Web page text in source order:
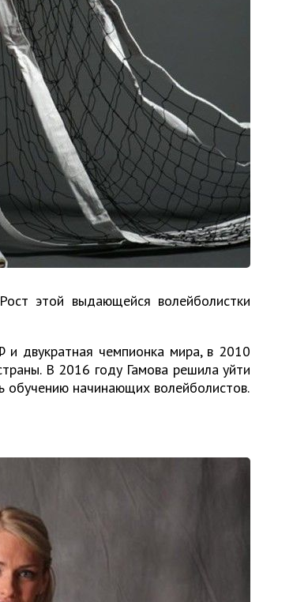
этой выдающейся волейболистки
двукратная чемпионка мира, в 2010
В 2016 году Гамова решила уйти
обучению начинающих волейболистов.